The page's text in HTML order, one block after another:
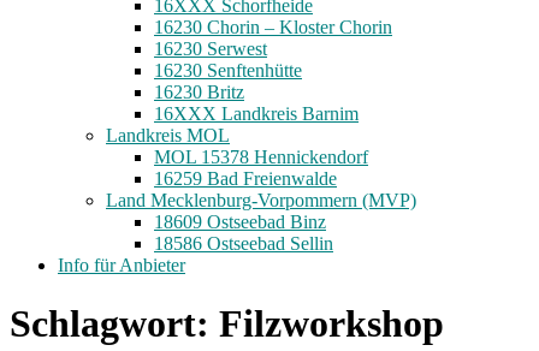
16XXX Schorfheide
16230 Chorin – Kloster Chorin
16230 Serwest
16230 Senftenhütte
16230 Britz
16XXX Landkreis Barnim
Landkreis MOL
MOL 15378 Hennickendorf
16259 Bad Freienwalde
Land Mecklenburg-Vorpommern (MVP)
18609 Ostseebad Binz
18586 Ostseebad Sellin
Info für Anbieter
Schlagwort: Filzworkshop